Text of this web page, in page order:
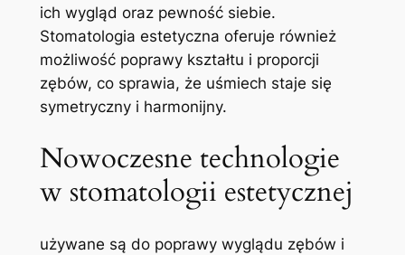
ich wygląd oraz pewność ​siebie.
Stomatologia estetyczna oferuje również
możliwość poprawy kształtu ⁢i proporcji⁣
zębów, ‌co‌ sprawia, że uśmiech staje się ​
symetryczny i harmonijny.
Nowoczesne technologie
w⁤ stomatologii estetycznej
⁢używane są do ‌poprawy wyglądu zębów i